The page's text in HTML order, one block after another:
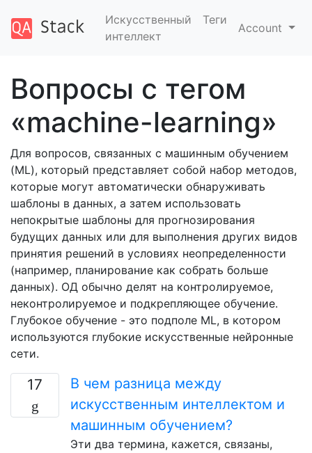
Искусственный
интеллект
Теги
Account
Вопросы с тегом
«machine-learning»
Для вопросов, связанных с машинным обучением
(ML), который представляет собой набор методов,
которые могут автоматически обнаруживать
шаблоны в данных, а затем использовать
непокрытые шаблоны для прогнозирования
будущих данных или для выполнения других видов
принятия решений в условиях неопределенности
(например, планирование как собрать больше
данных). ОД обычно делят на контролируемое,
неконтролируемое и подкрепляющее обучение.
Глубокое обучение - это подполе ML, в котором
используются глубокие искусственные нейронные
сети.
17
В чем разница между
искусственным интеллектом и
машинным обучением?
Эти два термина, кажется, связаны,